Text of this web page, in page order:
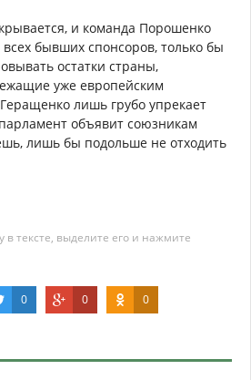
и команда Порошенко
всех бывших спонсоров, только бы
остатки страны,
уже европейским
лишь грубо упрекает
объявит союзникам
лишь бы подольше не отходить
тексте, выделите его и нажмите
0 0 0